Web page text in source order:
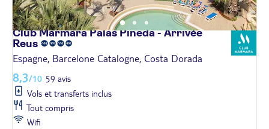
Club Marmara Palas Pineda - Arrivée
Reus
Espagne, Barcelone Catalogne, Costa Dorada
8,3/10 59 avis
Vols et transferts inclus
Tout compris
Wifi